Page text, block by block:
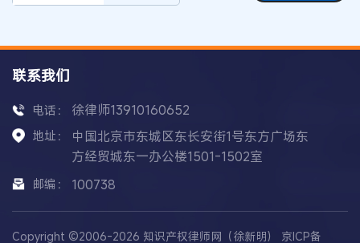
联系我们
电话： 徐律师13910160652
地址：
中国北京市东城区东长安街1号东方广场东
方经贸城东一办公楼1501-1502室
邮编： 100738
Copyright ©2006-2026 知识产权律师网（徐新明） 京ICP备